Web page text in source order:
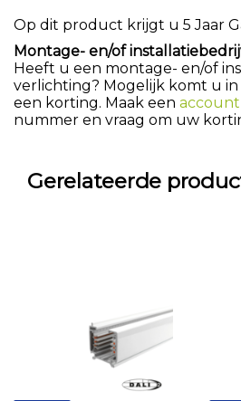
Op dit product krijgt u 5 Jaar
Montage- en/of
Heeft u een montage- en/of
verlichting? Mogelijk komt u
een korting. Maak een account
nummer en vraag om uw
Gerelateerde